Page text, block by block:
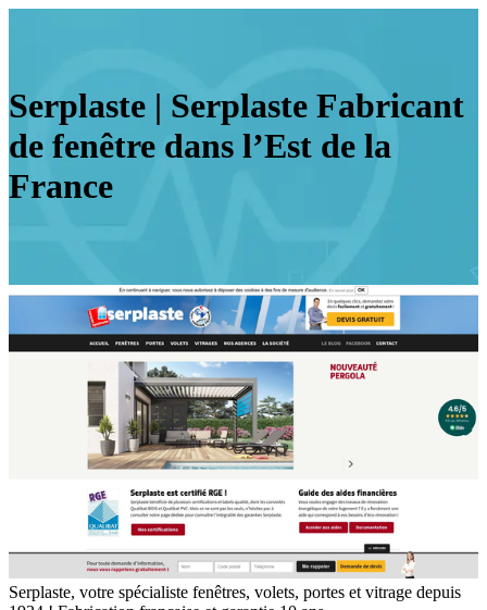
Serplaste | Serplaste Fabricant
de fenêtre dans l’Est de la
France
Serplaste, votre spécialiste fenêtres, volets, portes et vitrage depuis